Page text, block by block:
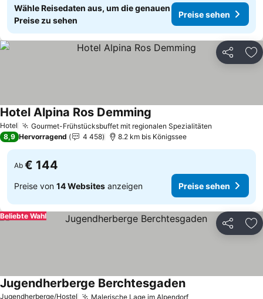
Wähle Reisedaten aus, um die genauen
Preise zu sehen
Preise sehen
Teilen
Hotel Gourmet-Frühstücksbuffet mit regionalen Spezialitäten
Hotel Alpina Ros Demming
8,9 Hervorragend 4 458 8.2 km bis Königssee
Ab € 144
Preise von 14 Websites anzeigen Preise sehen
Teilen
Beliebte Wahl
Jugendherberge/Hostel Malerische Lage im Alpendorf
Jugendherberge Berchtesgaden